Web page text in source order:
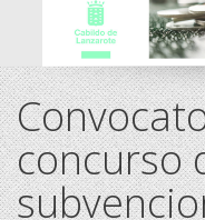
concurso